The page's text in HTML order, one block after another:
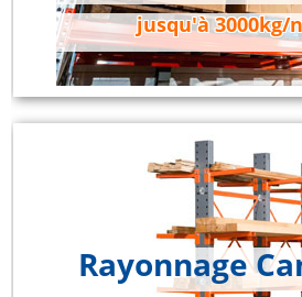
jusqu'à 3000kg/
Rayonnage